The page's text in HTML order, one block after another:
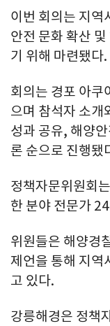
이번 회의는 지역
안전 문화 확산
기 위해 마련됐다.
회의는 경포 아쿠
으며 참석자 소개
성과 공유, 해양
론 순으로 진행됐
정책자문위원회
한 분야 전문가
위원들은 해양경
제언을 통해 지역
고 있다.
강릉해경은 정책